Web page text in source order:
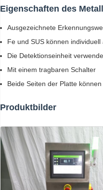
Eigenschaften des
Ausgezeichnete
Fe und SUS können
Die Detektionseinheit
Mit einem tragbaren Schalter
Beide Seiten der Platte
Produktbilder